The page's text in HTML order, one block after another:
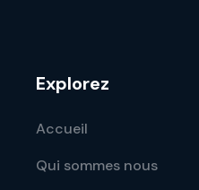
Explorez
Accueil
Qui sommes nous